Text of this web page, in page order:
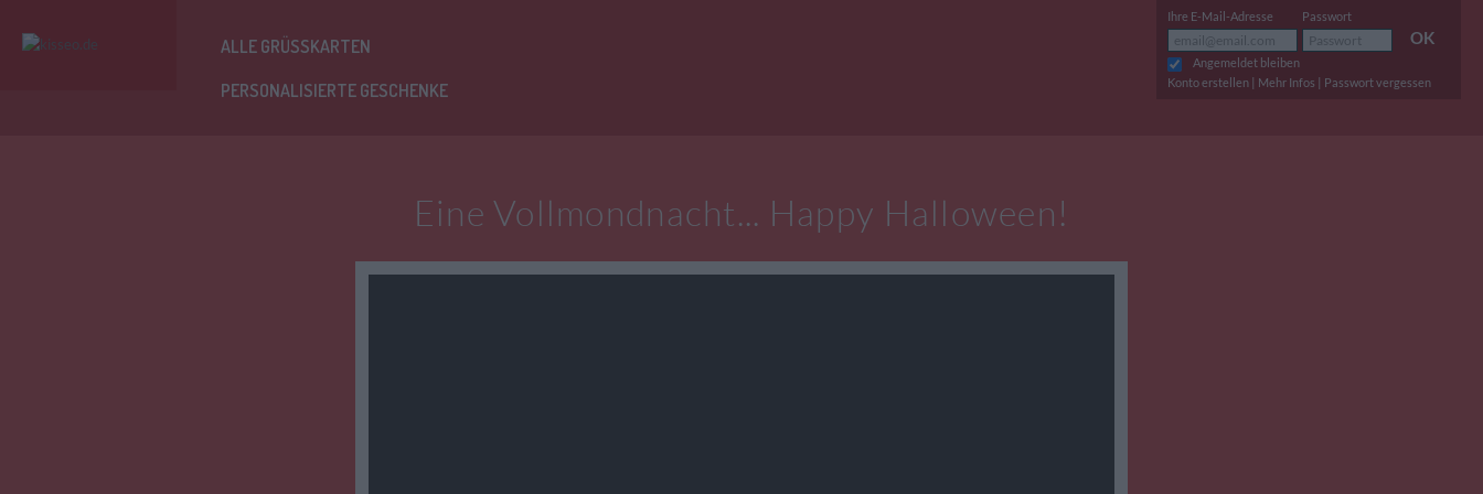
ALLE GRÜSSKARTEN
PERSONALISIERTE GESCHENKE
Ihre E-Mail-Adresse Passwort
OK
Angemeldet bleiben
Konto erstellen | Mehr Infos | Passwort vergessen
Eine Vollmondnacht... Happy Halloween!